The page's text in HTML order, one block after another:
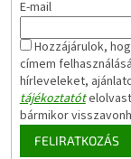
E-mail
Hozzájárulok,
címem
hírleveleket,
tájékoztatót
bármikor
FELIRATKOZÁS